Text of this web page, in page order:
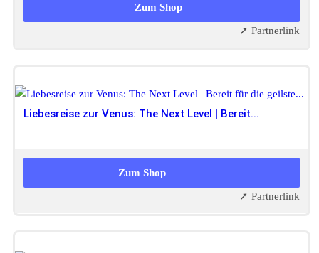
Zum Shop
➚ Partnerlink
Liebesreise zur Venus: The Next Level | Bereit...
Zum Shop
➚ Partnerlink